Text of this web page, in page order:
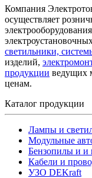
Компания
осуществляет
светильники,
изделий,
продукции ведущих
ценам.
Каталог продукции
Лампы и
Модульные
Бензопилы и и
Кабели и
УЗО DEKraft